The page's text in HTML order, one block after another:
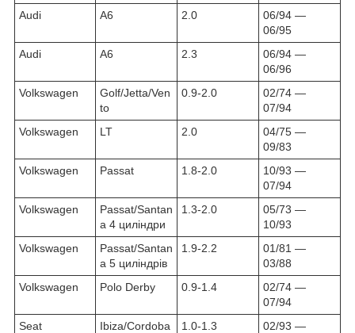
Audi A6 2.0
06/94 ―
06/95
Audi
A6 2.3
06/94 ―
06/96
Volkswagen
Golf/Jetta/Ven
to
0.9-2.0
02/74 ―
07/94
Volkswagen
LT 2.0
04/75 ―
09/83
Volkswagen
Passat 1.8-2.0
10/93 ―
07/94
Volkswagen
Passat/Santan
a 4 циліндри
1.3-2.0
05/73 ―
10/93
Volkswagen
Passat/Santan
a 5 циліндрів
1.9-2.2
01/81 ―
03/88
Volkswagen
Polo Derby 0.9-1.4
02/74 ―
07/94
Seat
Ibiza/Cordoba 1.0-1.3
02/93 ―